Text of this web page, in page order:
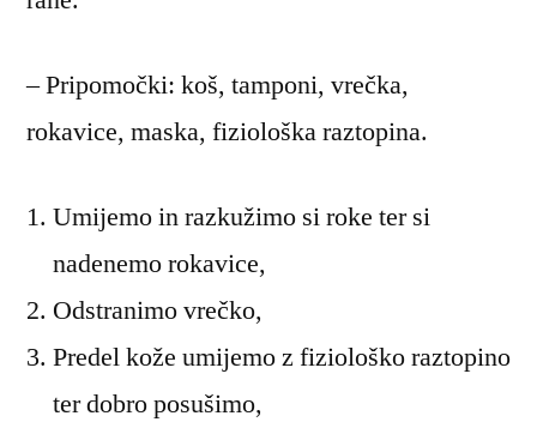
– Pripomočki: koš, tamponi, vrečka,
rokavice, maska, fiziološka raztopina.
Umijemo in razkužimo si roke ter si
nadenemo rokavice,
Odstranimo vrečko,
Predel kože umijemo z fiziološko raztopino
ter dobro posušimo,